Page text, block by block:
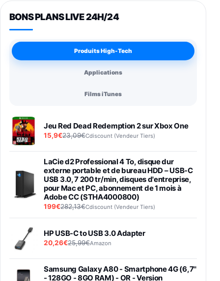
BONS PLANS LIVE 24H/24
Produits High-Tech
Applications
Films iTunes
Jeu Red Dead Redemption 2 sur Xbox One
15,9€23,09€Cdiscount (Vendeur Tiers)
LaCie d2 Professional 4 To, disque dur
externe portable et de bureau HDD – USB-C
USB 3.0, 7 200 tr/min, disques d'entreprise,
pour Mac et PC, abonnement de 1 mois à
Adobe CC (STHA4000800)
199€282,13€Cdiscount (Vendeur Tiers)
HP USB-C to USB 3.0 Adapter
20,26€25,99€Amazon
Samsung Galaxy A80 - Smartphone 4G (6,7''
- 128GO - 8GO RAM) - OR - Version